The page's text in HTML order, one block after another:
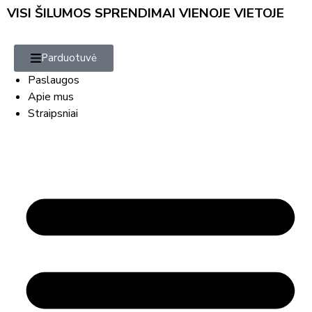
VISI ŠILUMOS SPRENDIMAI VIENOJE VIETOJE
Parduotuvė
Paslaugos
Apie mus
Straipsniai